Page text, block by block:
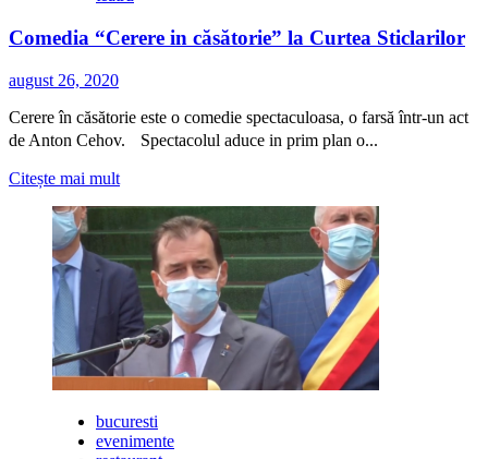
Comedia “Cerere in căsătorie” la Curtea Sticlarilor
august 26, 2020
Cerere în căsătorie este o comedie spectaculoasa, o farsă într-un act
de Anton Cehov. Spectacolul aduce in prim plan o...
Citește mai multCitește
despre
Comedia
“Cerere
in
căsătorie”
la
Curtea
Sticlarilor
bucuresti
evenimente